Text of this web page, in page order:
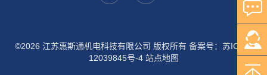
©2026 江苏惠斯通机电科技有限公司 版权所有 备案号：苏ICP备
12039845号-4 站点地图